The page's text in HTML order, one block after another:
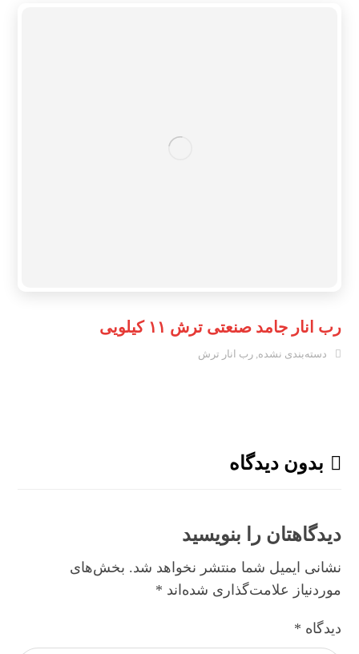
رب انار جامد صنعتی ترش ۱۱ کیلویی
دسته‌بندی نشده ,رب انار ترش
بدون دیدگاه
دیدگاهتان را بنویسید
نشانی ایمیل شما منتشر نخواهد شد. بخش‌های
موردنیاز علامت‌گذاری شده‌اند *
دیدگاه *